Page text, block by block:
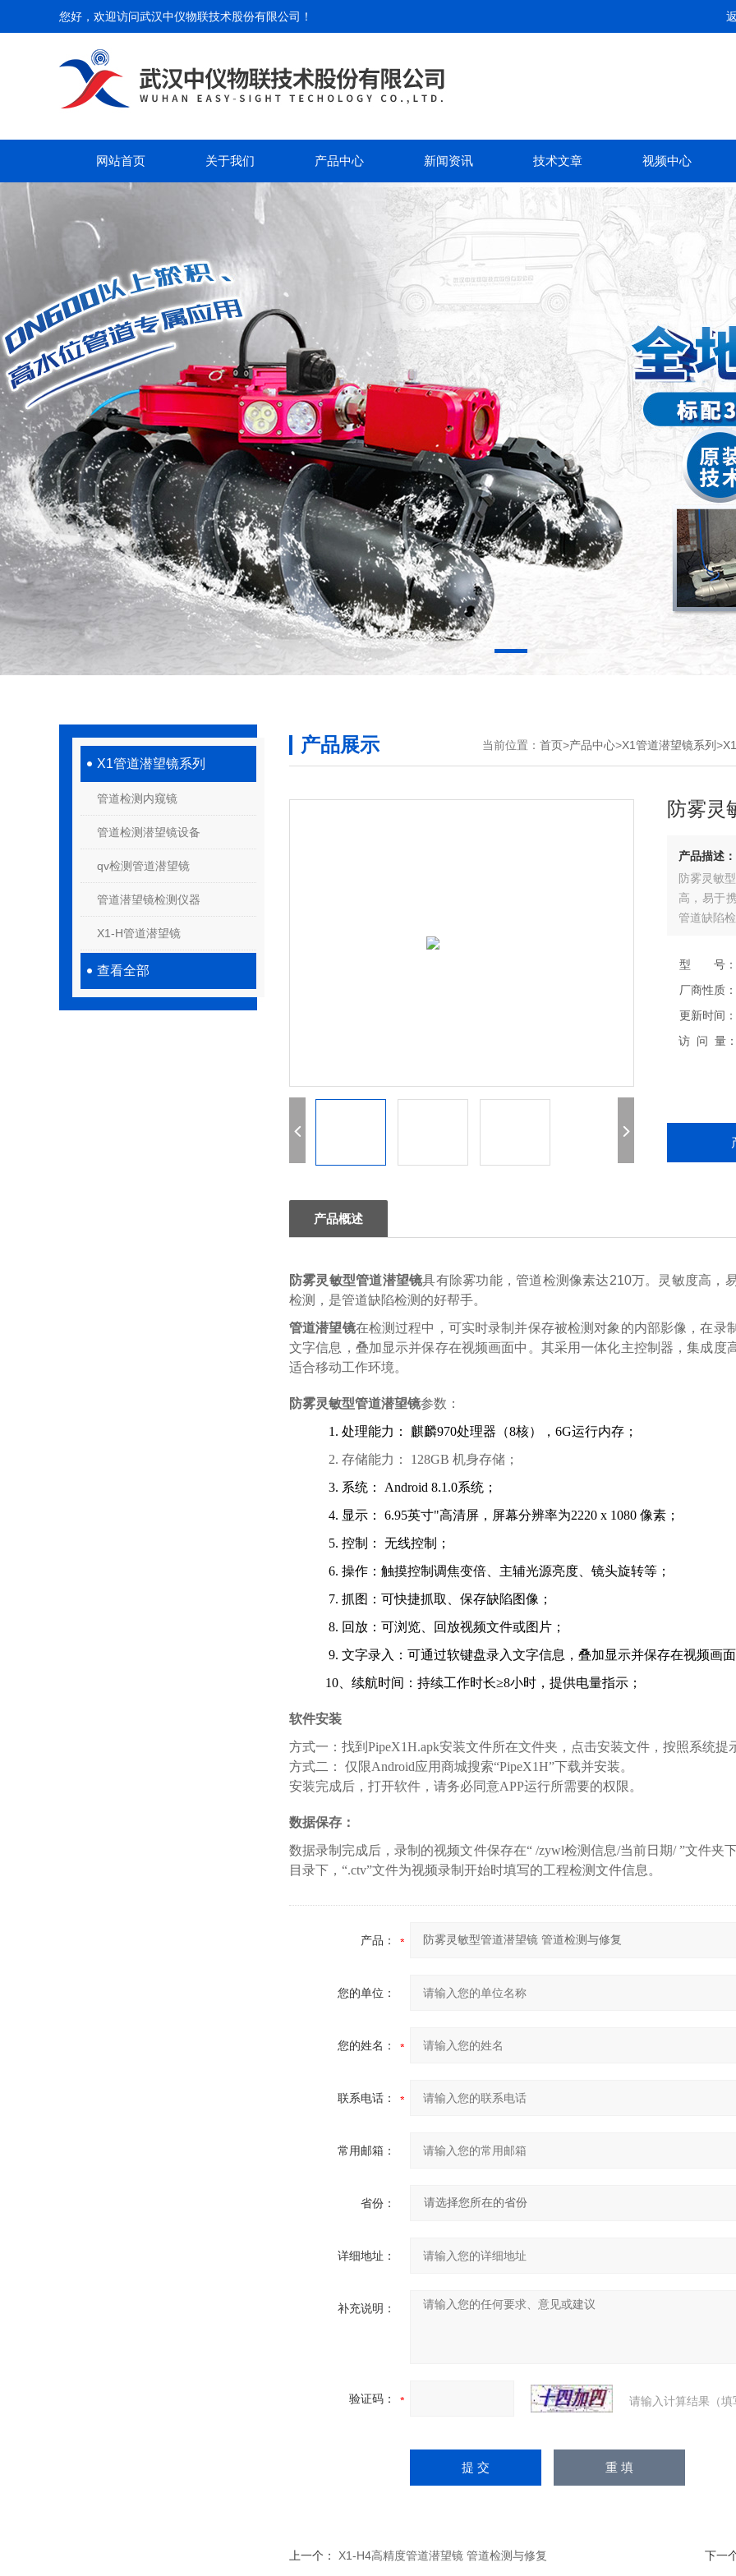
您好，欢迎访问武汉中仪物联技术股份有限公司 ！
网站首页 关于我们 产品中心 新闻资讯 技术文章 视频中心
X1管道潜望镜系列
管道检测内窥镜
管道检测潜望镜设备
qv检测管道潜望镜
管道潜望镜检测仪器
X1-H管道潜望镜
查看全部
产品展示 当前位置： 首页>产品中心>X1管道潜望镜系列>
防雾灵
产品描述：
防雾灵敏
高，易于
管道缺陷
型 号：
厂商性质：
更新时间：
访 问 量：
产品概述
防雾灵敏型管道潜望镜具有除雾功能，管道检测像素达210万。灵敏度高，
检测，是管道缺陷检测的好帮手。
管道潜望镜在检测过程中，可实时录制并保存被检测对象的内部影像，在录
文字信息，叠加显示并保存在视频画面中。其采用一体化主控制器，集成度
适合移动工作环境。
防雾灵敏型管道潜望镜参数：
1. 处理能力： 麒麟970处理器（8核），6G运行内存；
2. 存储能力：
128GB 机身存储；
3. 系统：
Android 8.1.0系统；
4. 显示：
6.95英寸"高清屏，屏幕分辨率为2220 x 1080 像素；
5. 控制： 无线控制；
6. 操作：触摸控制调焦变倍、主辅光源亮度、镜头旋转等；
7. 抓图：可快捷抓取、保存缺陷图像；
8. 回放：可浏览、回放视频文件或图片；
9. 文字录入：可通过软键盘录入文字信息，叠加显示并保存在视频画面
10、续航时间：持续工作时长≥8小时，提供电量指示；
软件安装
方式一：找到PipeX1H.apk安装文件所在文件夹，点击安装文件，按照系统提
方式二： 仅限Android应用商城搜索“PipeX1H”下载并安装。
安装完成后，打开软件，请务必同意APP运行所需要的权限。
数据保存：
数据录制完成后，录制的视频文件保存在“ /zywl检测信息/当前日期/ ”文件夹
目录下，“.ctv”文件为视频录制开始时填写的工程检测文件信息。
产品：
您的单位：
您的姓名：
联系电话：
常用邮箱：
省份：
详细地址：
补充说明：
验证码： 请输入计算结果（
上一个： X1-H4高精度管道潜望镜 管道检测与修复 下一